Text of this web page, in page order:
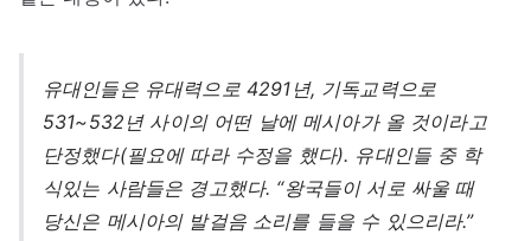
유대인들은 유대력으로 4291년, 기독교력으로
531~532년 사이의 어떤 날에 메시아가 올 것이라고
단정했다(필요에 따라 수정을 했다). 유대인들 중 학
식있는 사람들은 경고했다. “왕국들이 서로 싸울 때
당신은 메시아의 발걸음 소리를 들을 수 있으리라.”